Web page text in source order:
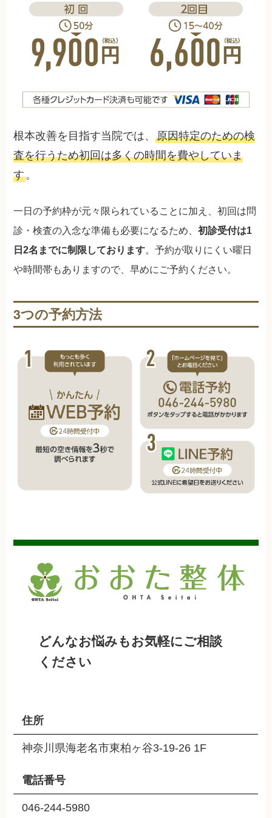
根本改善を目指す当院では、原因特定のための検
査を行うため初回は多くの時間を費やしていま
す。
一日の予約枠が元々限られていることに加え、初回は問
診・検査の入念な準備も必要になるため、初診受付は1
日2名までに制限しております。予約が取りにくい曜日
や時間帯もありますので、早めにご予約ください。
3つの予約方法
どんなお悩みもお気軽にご相談
ください
住所
神奈川県海老名市東柏ヶ谷3-19-26 1F
電話番号
046-244-5980